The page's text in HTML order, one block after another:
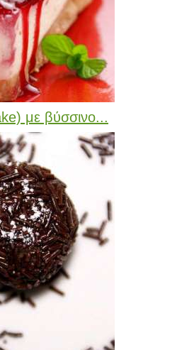
με βύσσινο...